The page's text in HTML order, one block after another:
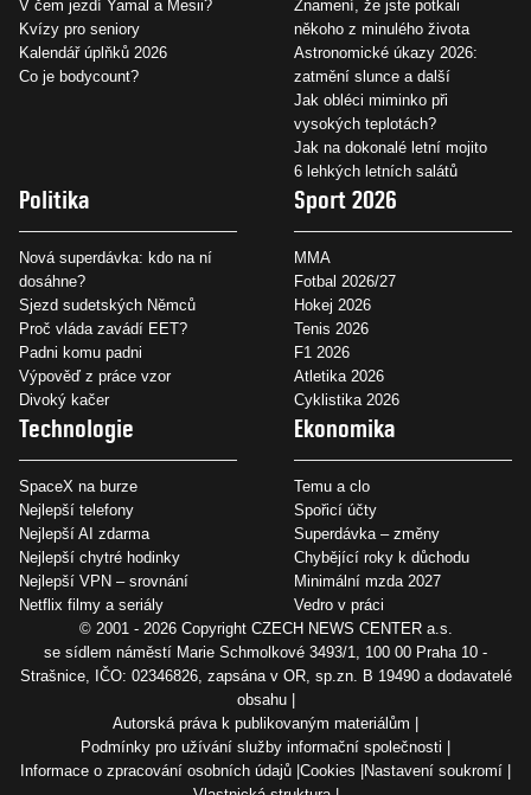
V čem jezdí Yamal a Mesii?
Kvízy pro seniory
Kalendář úplňků 2026
Co je bodycount?
Znamení, že jste potkali
někoho z minulého života
Astronomické úkazy 2026:
zatmění slunce a další
Jak obléci miminko při
vysokých teplotách?
Jak na dokonalé letní mojito
6 lehkých letních salátů
Politika
Nová superdávka: kdo na ní
dosáhne?
Sjezd sudetských Němců
Proč vláda zavádí EET?
Padni komu padni
Výpověď z práce vzor
Divoký kačer
Sport 2026
MMA
Fotbal 2026/27
Hokej 2026
Tenis 2026
F1 2026
Atletika 2026
Cyklistika 2026
Technologie
SpaceX na burze
Nejlepší telefony
Nejlepší AI zdarma
Nejlepší chytré hodinky
Nejlepší VPN – srovnání
Netflix filmy a seriály
Ekonomika
Temu a clo
Spořicí účty
Superdávka – změny
Chybějící roky k důchodu
Minimální mzda 2027
Vedro v práci
© 2001 - 2026 Copyright CZECH NEWS CENTER a.s.
se sídlem náměstí Marie Schmolkové 3493/1, 100 00 Praha 10 -
Strašnice, IČO: 02346826, zapsána v OR, sp.zn. B 19490 a dodavatelé
obsahu
Autorská práva k publikovaným materiálům
Podmínky pro užívání služby informační společnosti
Informace o zpracování osobních údajů Cookies Nastavení soukromí